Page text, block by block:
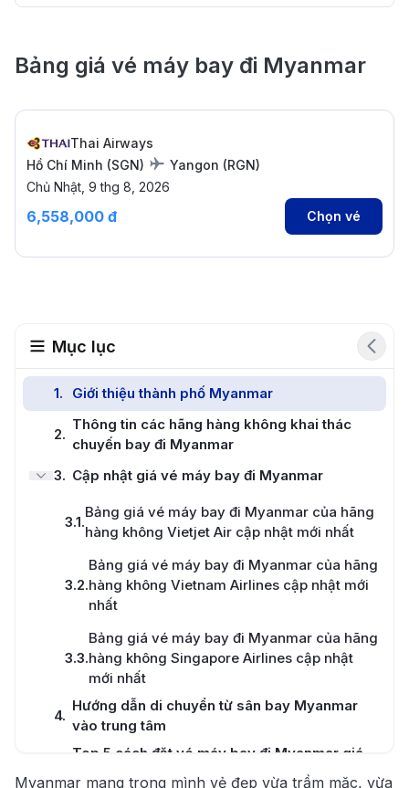
Bảng giá vé máy bay đi Myanmar
Thai Airways
Hồ Chí Minh (SGN) Yangon (RGN)
Chủ Nhật, 9 thg 8, 2026
6,558,000 đ Chọn vé
Mục lục
1. Giới thiệu thành phố Myanmar
2.
Thông tin các hãng hàng không khai thác
chuyến bay đi Myanmar
3. Cập nhật giá vé máy bay đi Myanmar
3.1.
Bảng giá vé máy bay đi Myanmar của hãng
hàng không Vietjet Air cập nhật mới nhất
3.2.
Bảng giá vé máy bay đi Myanmar của hãng
hàng không Vietnam Airlines cập nhật mới
nhất
3.3.
Bảng giá vé máy bay đi Myanmar của hãng
hàng không Singapore Airlines cập nhật
mới nhất
4.
Hướng dẫn di chuyển từ sân bay Myanmar
vào trung tâm
Top 5 cách đặt vé máy bay đi Myanmar giá
Myanmar mang trong mình vẻ đẹp vừa trầm mặc, vừa